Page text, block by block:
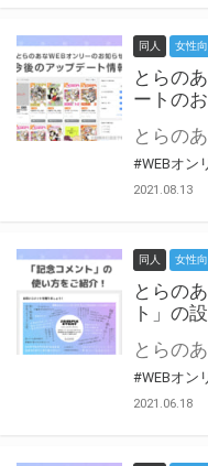
同人 女性
とらの
ートの
#WEBオン
2021.08.13
同人 女性
とらの
ト」の
#WEBオン
2021.06.18